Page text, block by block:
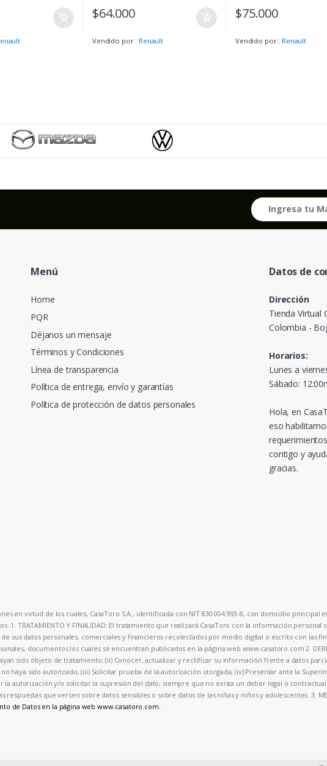
$64.000
Vendido por : Renault
$75.000
Vendido por : Renault
Menú
Home
PQR
Déjanos un mensaje
Términos y Condiciones
Línea de transparencia
Política de entrega, envío y garantías
Política de protección de datos personales
Datos de
Dirección
Tienda Virtual
Colombia -
Horarios:
Lunes a
Sábado:
Hola, en
eso
contigo y
gracias.
en virtud de los cuales, CasaToro S.A., identificada con NIT 830.004.993-8, con domicilio principal
1. TRATAMIENTO Y FINALIDAD: El tratamiento que realizará CasaToro con la información
sus datos personales, comerciales y financieros recolectados por medio digital o escrito con las
documentos los cuales se encuentran publicados en la página web www.casatoro.com 2.
sido objeto de tratamiento; (ii) Conocer, actualizar y rectificar su información frente a datos
haya sido autorizado; (iii) Solicitar prueba de la autorización otorgada; (iv) Presentar ante la
la autorización y/o solicitar la supresión del dato, siempre que no exista un deber legal o
que versen sobre datos sensibles o sobre datos de las niñas y niños y adolescentes. 3.
de Datos en la página web www.casatoro.com.